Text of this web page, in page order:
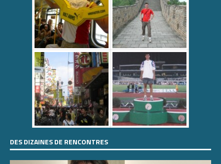
DES DIZAINES DE RENCONTRES